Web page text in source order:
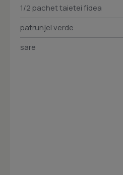
1/2 pachet taietei fidea
patrunjel verde
sare